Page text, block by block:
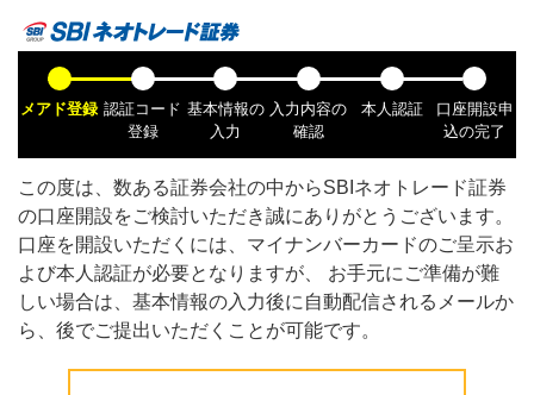
メアド登録 認証コード
登録
基本情報の
入力
入力内容の
確認
本人認証
口座開設申
込の完了
この度は、数ある証券会社の中からSBIネオトレード証券
の口座開設をご検討いただき誠にありがとうございます。
口座を開設いただくには、マイナンバーカードのご呈示お
よび本人認証が必要となりますが、 お手元にご準備が難
しい場合は、基本情報の入力後に自動配信されるメールか
ら、後でご提出いただくことが可能です。